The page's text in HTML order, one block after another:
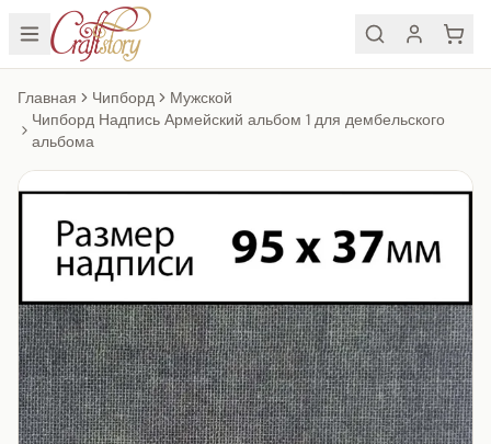
Главная Чипборд
Мужской
Чипборд Надпись Армейский альбом 1 для дембельского
альбома